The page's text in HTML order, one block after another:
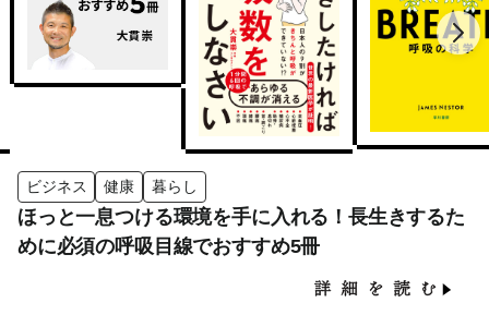
ビジネス 健康 暮らし
ほっと一息つける環境を手に入れる！長生きするた
めに必須の呼吸目線でおすすめ5冊